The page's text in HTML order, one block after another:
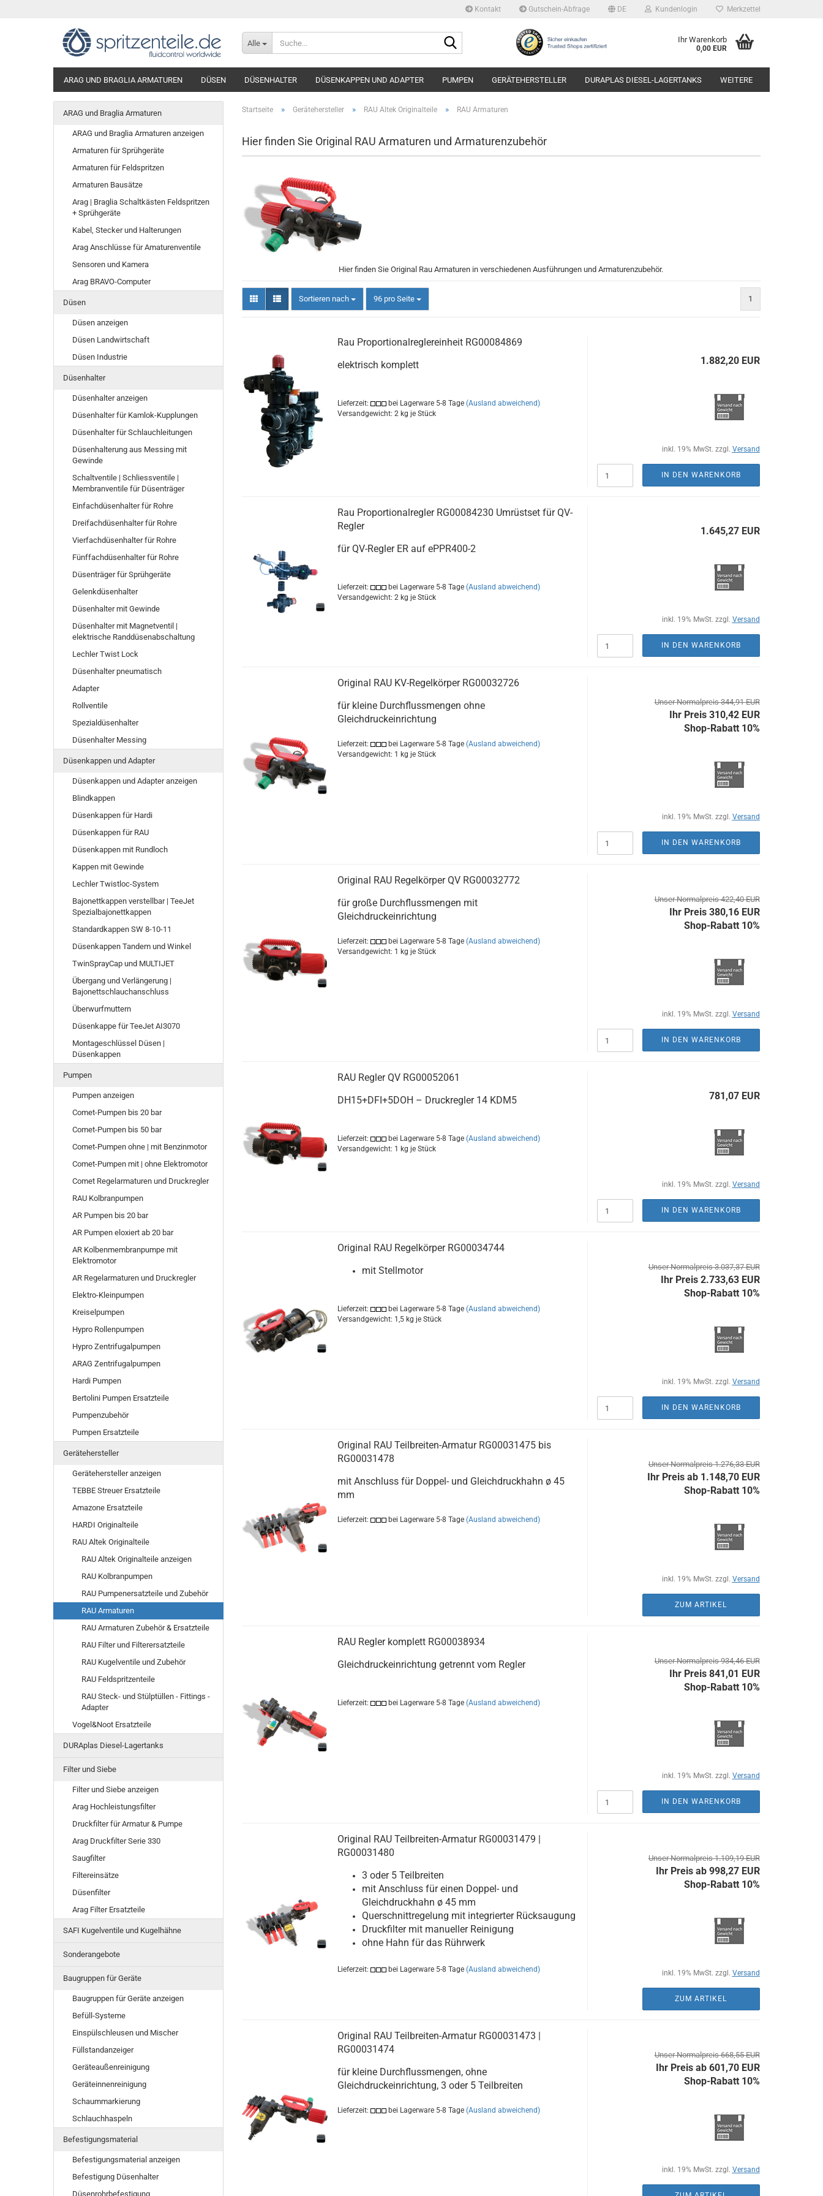
Kontakt Gutschein-Abfrage DE Kundenlogin Merkzettel
Alle Ihr Warenkorb
0,00 EUR
ARAG UND BRAGLIA ARMATUREN DÜSEN DÜSENHALTER DÜSENKAPPEN UND ADAPTER PUMPEN GERÄTEHERSTELLER DURAPLAS DIESEL-LAGERTANKS WEITERE
Startseite » Gerätehersteller » RAU Altek Originalteile » RAU Armaturen
Hier finden Sie Original RAU Armaturen und Armaturenzubehör
Hier finden Sie Original Rau Armaturen in verschiedenen Ausführungen und Armaturenzubehör.
Sortieren nach
Sortieren nach 96 pro Seite
pro Seite 1
Rau Proportionalreglereinheit RG00084869
elektrisch komplett
Lieferzeit: bei Lagerware 5-8 Tage (Ausland abweichend)
Versandgewicht: 2kg je Stück
1.882,20 EUR
inkl. 19% MwSt. zzgl. Versand
IN DEN WARENKORB
Rau Proportionalregler RG00084230 Umrüstset für QV-
Regler
für QV-Regler ER auf ePPR400-2
Lieferzeit: bei Lagerware 5-8 Tage (Ausland abweichend)
Versandgewicht: 2kg je Stück
1.645,27 EUR
inkl. 19% MwSt. zzgl. Versand
IN DEN WARENKORB
Original RAU KV-Regelkörper RG00032726
für kleine Durchflussmengen ohne
Gleichdruckeinrichtung
Lieferzeit: bei Lagerware 5-8 Tage (Ausland abweichend)
Versandgewicht: 1 kg je Stück
Unser Normalpreis 344,91 EUR
Ihr Preis 310,42 EUR
Shop-Rabatt 10%
inkl. 19% MwSt. zzgl. Versand
IN DEN WARENKORB
Original RAU Regelkörper QV RG00032772
für große Durchflussmengen mit
Gleichdruckeinrichtung
Lieferzeit: bei Lagerware 5-8 Tage (Ausland abweichend)
Versandgewicht: 1 kg je Stück
Unser Normalpreis 422,40 EUR
Ihr Preis 380,16 EUR
Shop-Rabatt 10%
inkl. 19% MwSt. zzgl. Versand
IN DEN WARENKORB
RAU Regler QV RG00052061
DH15+DFI+5DOH – Druckregler 14 KDM5
Lieferzeit: bei Lagerware 5-8 Tage (Ausland abweichend)
Versandgewicht: 1 kg je Stück
781,07 EUR
inkl. 19% MwSt. zzgl. Versand
IN DEN WARENKORB
Original RAU Regelkörper RG00034744
mit Stellmotor
Lieferzeit: bei Lagerware 5-8 Tage (Ausland abweichend)
Versandgewicht: 1,5kg je Stück
Unser Normalpreis 3.037,37 EUR
Ihr Preis 2.733,63 EUR
Shop-Rabatt 10%
inkl. 19% MwSt. zzgl. Versand
IN DEN WARENKORB
Original RAU Teilbreiten-Armatur RG00031475 bis
RG00031478
mit Anschluss für Doppel- und Gleichdruckhahn ø 45
mm
Lieferzeit: bei Lagerware 5-8 Tage (Ausland abweichend)
Unser Normalpreis 1.276,33 EUR
Ihr Preis ab 1.148,70 EUR
Shop-Rabatt 10%
inkl. 19% MwSt. zzgl. Versand
ZUM ARTIKEL
RAU Regler komplett RG00038934
Gleichdruckeinrichtung getrennt vom Regler
Lieferzeit: bei Lagerware 5-8 Tage (Ausland abweichend)
Unser Normalpreis 934,46 EUR
Ihr Preis 841,01 EUR
Shop-Rabatt 10%
inkl. 19% MwSt. zzgl. Versand
IN DEN WARENKORB
Original RAU Teilbreiten-Armatur RG00031479 |
RG00031480
3 oder 5 Teilbreiten
mit Anschluss für einen Doppel- und
Gleichdruckhahn ø 45 mm
Querschnittregelung mit integrierter Rücksaugung
Druckfilter mit manueller Reinigung
ohne Hahn für das Rührwerk
Lieferzeit: bei Lagerware 5-8 Tage (Ausland abweichend)
Unser Normalpreis 1.109,19 EUR
Ihr Preis ab 998,27 EUR
Shop-Rabatt 10%
inkl. 19% MwSt. zzgl. Versand
ZUM ARTIKEL
Original RAU Teilbreiten-Armatur RG00031473 |
RG00031474
für kleine Durchflussmengen, ohne
Gleichdruckeinrichtung, 3 oder 5 Teilbreiten
Lieferzeit: bei Lagerware 5-8 Tage (Ausland abweichend)
Unser Normalpreis 668,55 EUR
Ihr Preis ab 601,70 EUR
Shop-Rabatt 10%
inkl. 19% MwSt. zzgl. Versand
ARAG und Braglia Armaturen
ARAG und Braglia Armaturen anzeigen
Armaturen für Sprühgeräte
Armaturen für Feldspritzen
Armaturen Bausätze
Arag | Braglia Schaltkästen Feldspritzen
+ Sprühgeräte
Kabel, Stecker und Halterungen
Arag Anschlüsse für Amaturenventile
Sensoren und Kamera
Arag BRAVO-Computer
Düsen
Düsen anzeigen
Düsen Landwirtschaft
Düsen Industrie
Düsenhalter
Düsenhalter anzeigen
Düsenhalter für Kamlok-Kupplungen
Düsenhalter für Schlauchleitungen
Düsenhalterung aus Messing mit
Gewinde
Schaltventile | Schliessventile |
Membranventile für Düsenträger
Einfachdüsenhalter für Rohre
Dreifachdüsenhalter für Rohre
Vierfachdüsenhalter für Rohre
Fünffachdüsenhalter für Rohre
Düsenträger für Sprühgeräte
Gelenkdüsenhalter
Düsenhalter mit Gewinde
Düsenhalter mit Magnetventil |
elektrische Randdüsenabschaltung
Lechler Twist Lock
Düsenhalter pneumatisch
Adapter
Rollventile
Spezialdüsenhalter
Düsenhalter Messing
Düsenkappen und Adapter
Düsenkappen und Adapter anzeigen
Blindkappen
Düsenkappen für Hardi
Düsenkappen für RAU
Düsenkappen mit Rundloch
Kappen mit Gewinde
Lechler Twistloc-System
Bajonettkappen verstellbar | TeeJet
Spezialbajonettkappen
Standardkappen SW 8-10-11
Düsenkappen Tandem und Winkel
TwinSprayCap und MULTIJET
Übergang und Verlängerung |
Bajonettschlauchanschluss
Überwurfmuttern
Düsenkappe für TeeJet AI3070
Montageschlüssel Düsen |
Düsenkappen
Pumpen
Pumpen anzeigen
Comet-Pumpen bis 20 bar
Comet-Pumpen bis 50 bar
Comet-Pumpen ohne | mit Benzinmotor
Comet-Pumpen mit | ohne Elektromotor
Comet Regelarmaturen und Druckregler
RAU Kolbranpumpen
AR Pumpen bis 20 bar
AR Pumpen eloxiert ab 20 bar
AR Kolbenmembranpumpe mit
Elektromotor
AR Regelarmaturen und Druckregler
Elektro-Kleinpumpen
Kreiselpumpen
Hypro Rollenpumpen
Hypro Zentrifugalpumpen
ARAG Zentrifugalpumpen
Hardi Pumpen
Bertolini Pumpen Ersatzteile
Pumpenzubehör
Pumpen Ersatzteile
Gerätehersteller
Gerätehersteller anzeigen
TEBBE Streuer Ersatzteile
Amazone Ersatzteile
HARDI Originalteile
RAU Altek Originalteile
RAU Altek Originalteile anzeigen
RAU Kolbranpumpen
RAU Pumpenersatzteile und Zubehör
RAU Armaturen
RAU Armaturen Zubehör & Ersatzteile
RAU Filter und Filterersatzteile
RAU Kugelventile und Zubehör
RAU Feldspritzenteile
RAU Steck- und Stülptüllen - Fittings -
Adapter
Vogel&Noot Ersatzteile
DURAplas Diesel-Lagertanks
Filter und Siebe
Filter und Siebe anzeigen
Arag Hochleistungsfilter
Druckfilter für Armatur & Pumpe
Arag Druckfilter Serie 330
Saugfilter
Filtereinsätze
Düsenfilter
Arag Filter Ersatzteile
SAFI Kugelventile und Kugelhähne
Sonderangebote
Baugruppen für Geräte
Baugruppen für Geräte anzeigen
Befüll-Systeme
Einspülschleusen und Mischer
Füllstandanzeiger
Geräteaußenreinigung
Geräteinnenreinigung
Schaummarkierung
Schlauchhaspeln
Befestigungsmaterial
Befestigungsmaterial anzeigen
Befestigung Düsenhalter
Düsenrohrbefestigung